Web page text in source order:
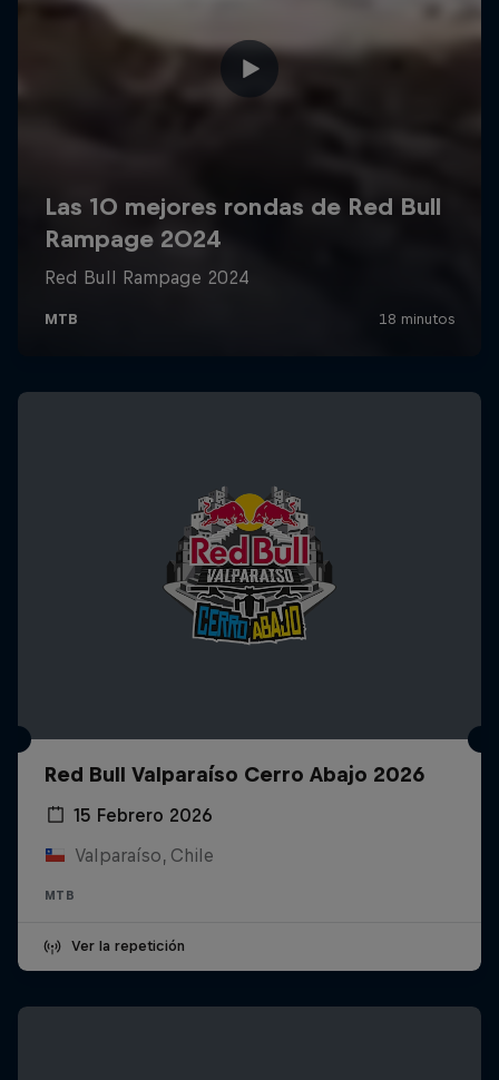
Red Bull Valparaíso Cerro Abajo 2026
15 Febrero 2026
Valparaíso, Chile
MTB
Ver la repetición